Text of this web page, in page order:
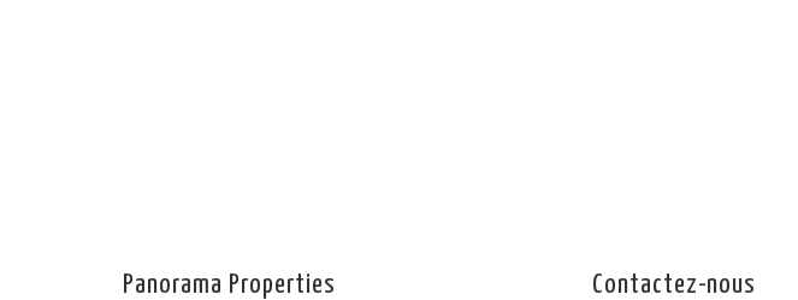
Panorama Properties Contactez-nous